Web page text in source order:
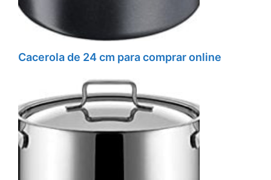
Cacerola de 24 cm para comprar online